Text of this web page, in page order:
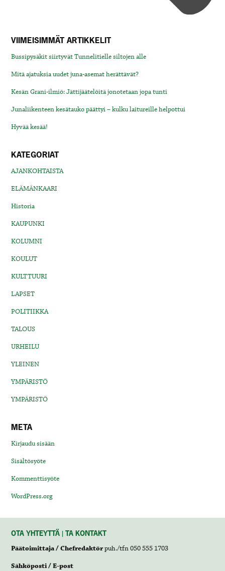
VIIMEISIMMÄT ARTIKKELIT
Bussipysäkit siirtyvät Tunnelitielle siltojen alle
Mitä ajatuksia uudet juna-asemat herättävät?
Kesän Grani-ilmiö: Jättijäätelöitä jonotetaan jopa tunti
Junaliikenteen kesätauko päättyi – kulku laitureille helpottui
Hyvää kesää!
KATEGORIAT
AJANKOHTAISTA
ELÄMÄNKAARI
Historia
KAUPUNKI
KOLUMNI
KOULUT
KULTTUURI
LAPSET
POLITIIKKA
TALOUS
URHEILU
YLEINEN
YMPÄRISTÖ
YMPÄRISTÖ
META
Kirjaudu sisään
Sisältösyöte
Kommenttisyöte
WordPress.org
OTA YHTEYTTÄ | TA KONTAKT
Päätoimittaja / Chefredaktörpuh./tfn 050 555 1703
Sähköposti / E-post